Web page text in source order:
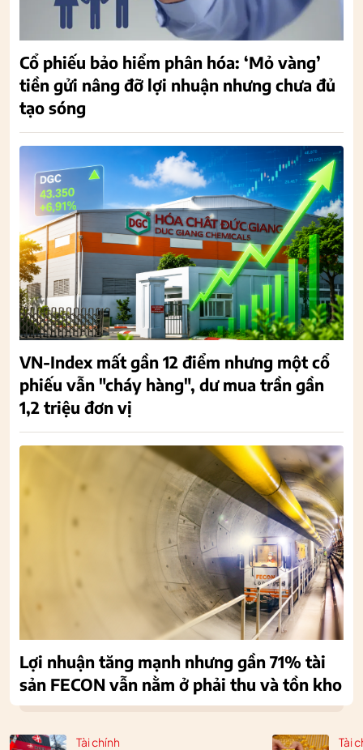
Tài chính Tài
Cổ phiếu bảo hiểm phân hóa: ‘Mỏ vàng’
tiền gửi nâng đỡ lợi nhuận nhưng chưa đủ
tạo sóng
VN-Index mất gần 12 điểm nhưng một cổ
phiếu vẫn "cháy hàng", dư mua trần gần
1,2 triệu đơn vị
Lợi nhuận tăng mạnh nhưng gần 71% tài
sản FECON vẫn nằm ở phải thu và tồn kho